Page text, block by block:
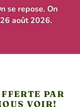
se repose. On
août 2026.
PAR
VOIR!